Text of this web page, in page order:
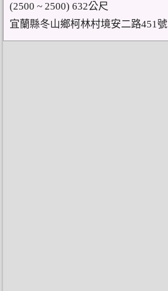
(2500 ~ 2500) 632公尺
宜蘭縣冬山鄉柯林村境安二路451號